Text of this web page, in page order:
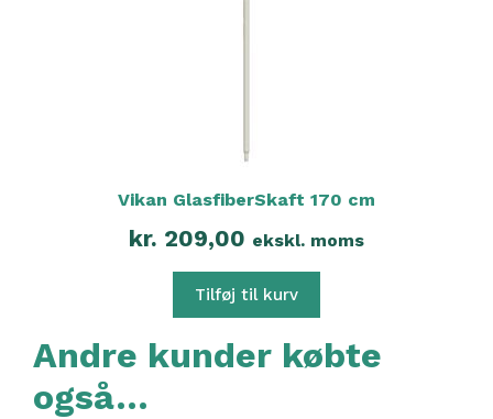
Vikan GlasfiberSkaft 170 cm
kr. 209,00 ekskl. moms
Tilføj til kurv
Andre kunder købte
også…